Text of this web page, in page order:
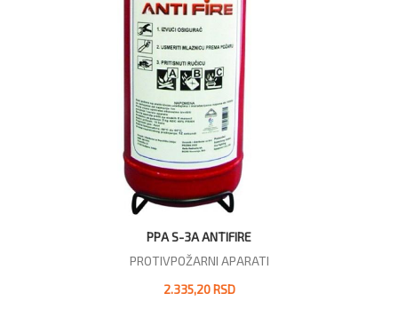
PPA S-3A ANTIFIRE
PROTIVPOŽARNI APARATI
2.335,20 RSD